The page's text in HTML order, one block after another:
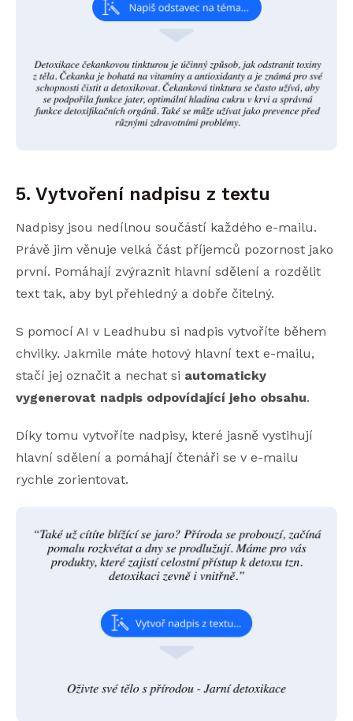
5. Vytvoření nadpisu z textu
Nadpisy jsou nedílnou součástí každého e-mailu.
Právě jim věnuje velká část příjemců pozornost jako
první. Pomáhají zvýraznit hlavní sdělení a rozdělit
text tak, aby byl přehledný a dobře čitelný.
S pomocí AI v Leadhubu si nadpis vytvoříte během
chvilky. Jakmile máte hotový hlavní text e-mailu,
stačí jej označit a nechat si automaticky
vygenerovat nadpis odpovídající jeho obsahu.
Díky tomu vytvoříte nadpisy, které jasně vystihují
hlavní sdělení a pomáhají čtenáři se v e-mailu
rychle zorientovat.